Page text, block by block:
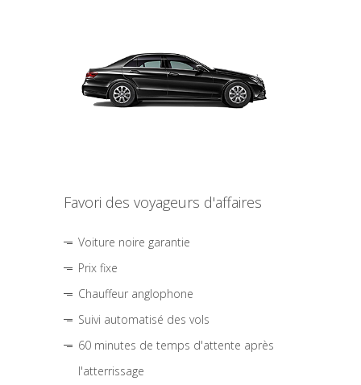
Favori des voyageurs d'affaires
Voiture noire garantie
Prix fixe
Chauffeur anglophone
Suivi automatisé des vols
60 minutes de temps d'attente après
l'atterrissage